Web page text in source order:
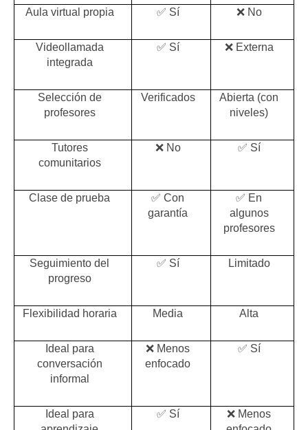
Aula virtual propia ✅ Sí ❌ No
Videollamada
integrada
✅ Sí ❌ Externa
Selección de
profesores
Verificados
Abierta (con
niveles)
Tutores
comunitarios
❌ No ✅ Sí
Clase de prueba
✅ Con
garantía
✅ En
algunos
profesores
Seguimiento del
progreso
✅ Sí Limitado
Flexibilidad horaria Media Alta
Ideal para
conversación
informal
❌ Menos
enfocado
✅ Sí
Ideal para
✅ Sí
❌ Menos